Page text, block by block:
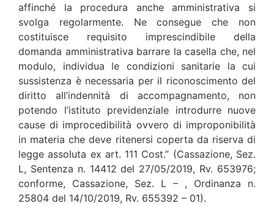
affinché la procedura anche amministrativa si
svolga regolarmente. Ne consegue che non
costituisce requisito imprescindibile della
domanda amministrativa barrare la casella che, nel
modulo, individua le condizioni sanitarie la cui
sussistenza è necessaria per il riconoscimento del
diritto all’indennità di accompagnamento, non
potendo l’istituto previdenziale introdurre nuove
cause di improcedibilità ovvero di improponibilità
in materia che deve ritenersi coperta da riserva di
legge assoluta ex art. 111 Cost.” (Cassazione, Sez.
L, Sentenza n. 14412 del 27/05/2019, Rv. 653976;
conforme, Cassazione, Sez. L – , Ordinanza n.
25804 del 14/10/2019, Rv. 655392 – 01).